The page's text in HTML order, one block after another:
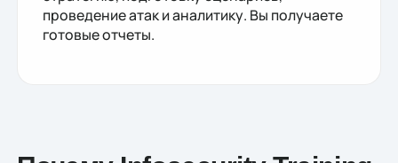
проведение атак и аналитику. Вы получаете
готовые отчеты.